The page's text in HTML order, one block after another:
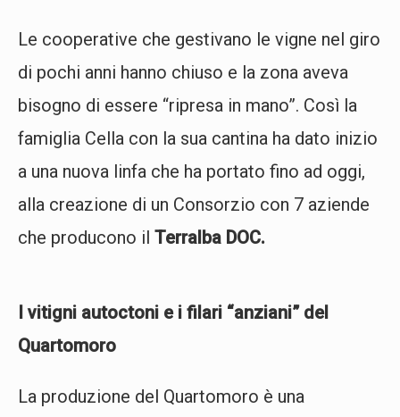
Le cooperative che gestivano le vigne nel giro
di pochi anni hanno chiuso e la zona aveva
bisogno di essere “ripresa in mano”. Così la
famiglia Cella con la sua cantina ha dato inizio
a una nuova linfa che ha portato fino ad oggi,
alla creazione di un Consorzio con 7 aziende
che producono il Terralba DOC.
I vitigni autoctoni e i filari “anziani” del
Quartomoro
La produzione del Quartomoro è una